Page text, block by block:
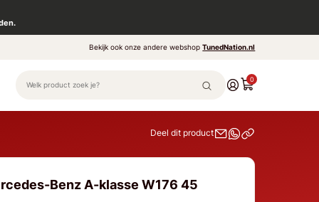
Bekijk ook onze andere webshopTunedNation.nl
0
Deel dit product
Benz A-klasse W176 45